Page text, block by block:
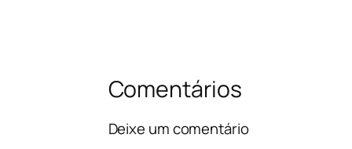
Comentários
Deixe um comentário